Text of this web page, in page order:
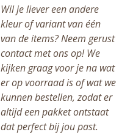
Wil je liever een andere
kleur of variant van één
van de items? Neem gerust
contact met ons op! We
kijken graag voor je na wat
er op voorraad is of wat we
kunnen bestellen, zodat er
altijd een pakket ontstaat
dat perfect bij jou past.